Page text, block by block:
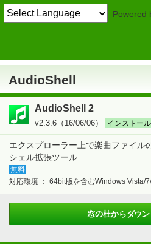
Powered
AudioShell
AudioShell 2
v2.3.6（16/06/06） インストー
エクスプローラー上で楽曲ファイル
シェル拡張ツール
無料
対応環境 ： 64bit版を含むWindows Vista/
窓の杜からダウ